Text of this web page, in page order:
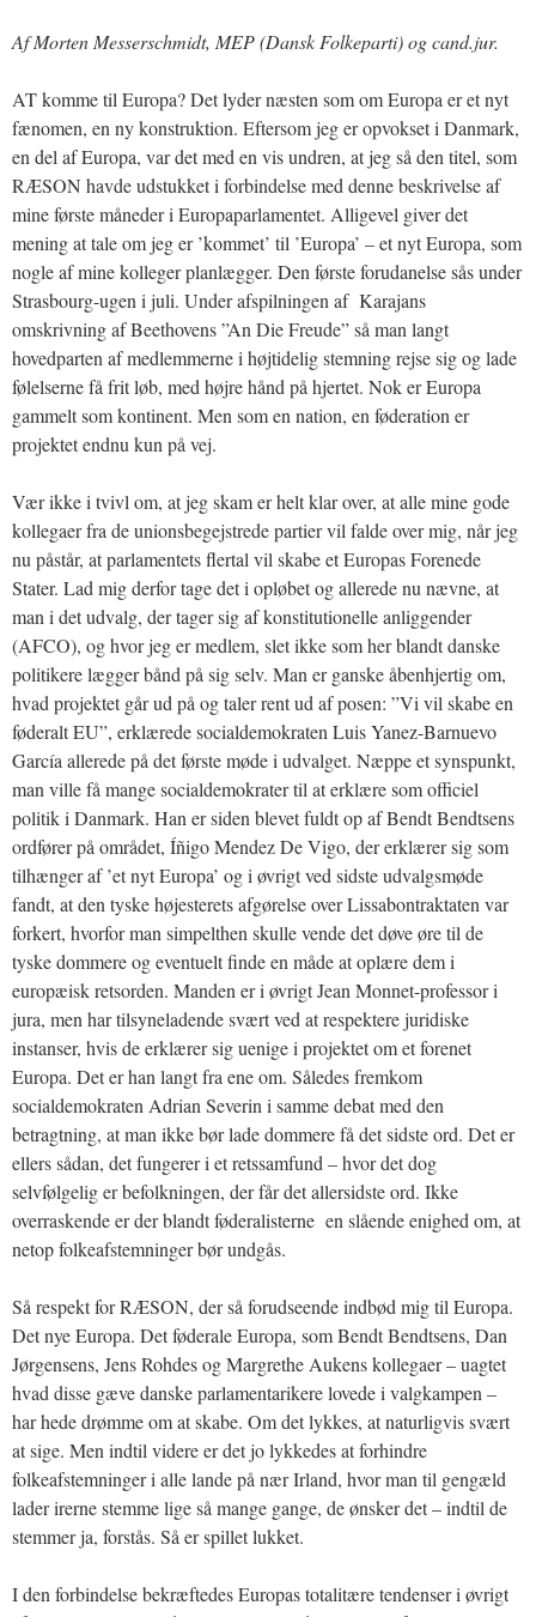
Af Morten Messerschmidt, MEP (Dansk Folkeparti) og cand.jur.
AT komme til Europa? Det lyder næsten som om Europa er et nyt
fænomen, en ny konstruktion. Eftersom jeg er opvokset i Danmark,
en del af Europa, var det med en vis undren, at jeg så den titel, som
RÆSON havde udstukket i forbindelse med denne beskrivelse af
mine første måneder i Europaparlamentet. Alligevel giver det
mening at tale om jeg er ’kommet’ til ’Europa’ – et nyt Europa, som
nogle af mine kolleger planlægger. Den første forudanelse sås under
Strasbourg-ugen i juli. Under afspilningen af Karajans
omskrivning af Beethovens ”An Die Freude” så man langt
hovedparten af medlemmerne i højtidelig stemning rejse sig og lade
følelserne få frit løb, med højre hånd på hjertet. Nok er Europa
gammelt som kontinent. Men som en nation, en føderation er
projektet endnu kun på vej.
Vær ikke i tvivl om, at jeg skam er helt klar over, at alle mine gode
kollegaer fra de unionsbegejstrede partier vil falde over mig, når jeg
nu påstår, at parlamentets flertal vil skabe et Europas Forenede
Stater. Lad mig derfor tage det i opløbet og allerede nu nævne, at
man i det udvalg, der tager sig af konstitutionelle anliggender
(AFCO), og hvor jeg er medlem, slet ikke som her blandt danske
politikere lægger bånd på sig selv. Man er ganske åbenhjertig om,
hvad projektet går ud på og taler rent ud af posen: ”Vi vil skabe en
føderalt EU”, erklærede socialdemokraten Luis Yanez-Barnuevo
García allerede på det første møde i udvalget. Næppe et synspunkt,
man ville få mange socialdemokrater til at erklære som officiel
politik i Danmark. Han er siden blevet fuldt op af Bendt Bendtsens
ordfører på området, Íñigo Mendez De Vigo, der erklærer sig som
tilhænger af ’et nyt Europa’ og i øvrigt ved sidste udvalgsmøde
fandt, at den tyske højesterets afgørelse over Lissabontraktaten var
forkert, hvorfor man simpelthen skulle vende det døve øre til de
tyske dommere og eventuelt finde en måde at oplære dem i
europæisk retsorden. Manden er i øvrigt Jean Monnet-professor i
jura, men har tilsyneladende svært ved at respektere juridiske
instanser, hvis de erklærer sig uenige i projektet om et forenet
Europa. Det er han langt fra ene om. Således fremkom
socialdemokraten Adrian Severin i samme debat med den
betragtning, at man ikke bør lade dommere få det sidste ord. Det er
ellers sådan, det fungerer i et retssamfund – hvor det dog
selvfølgelig er befolkningen, der får det allersidste ord. Ikke
overraskende er der blandt føderalisterne en slående enighed om, at
netop folkeafstemninger bør undgås.
Så respekt for RÆSON, der så forudseende indbød mig til Europa.
Det nye Europa. Det føderale Europa, som Bendt Bendtsens, Dan
Jørgensens, Jens Rohdes og Margrethe Aukens kollegaer – uagtet
hvad disse gæve danske parlamentarikere lovede i valgkampen –
har hede drømme om at skabe. Om det lykkes, at naturligvis svært
at sige. Men indtil videre er det jo lykkedes at forhindre
folkeafstemninger i alle lande på nær Irland, hvor man til gengæld
lader irerne stemme lige så mange gange, de ønsker det – indtil de
stemmer ja, forstås. Så er spillet lukket.
I den forbindelse bekræftedes Europas totalitære tendenser i øvrigt